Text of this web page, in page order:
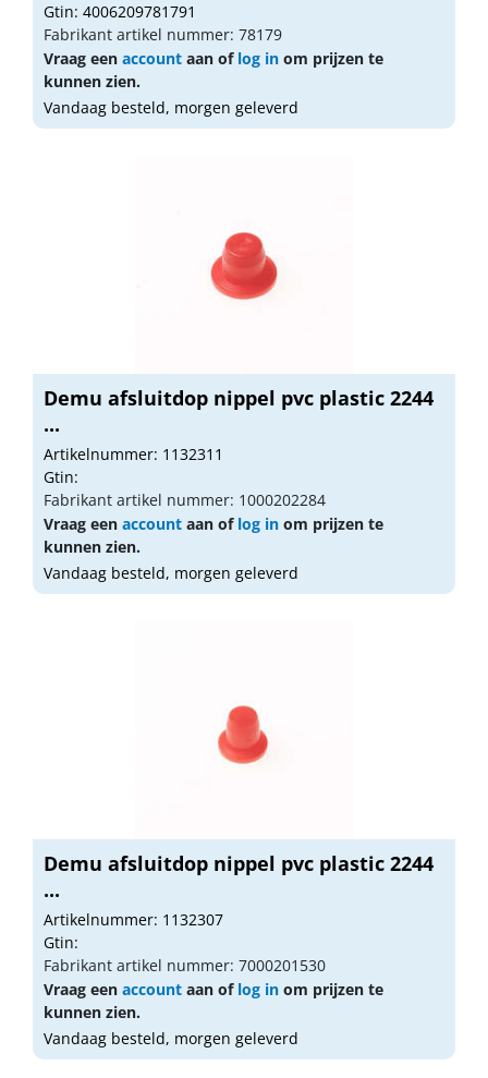
Gtin: 4006209781791
Fabrikant artikel nummer: 78179
Vraag een account aan of log in om prijzen te
kunnen zien.
Vandaag besteld, morgen geleverd
Demu afsluitdop nippel pvc plastic 2244
...
Artikelnummer: 1132311
Gtin:
Fabrikant artikel nummer: 1000202284
Vraag een account aan of log in om prijzen te
kunnen zien.
Vandaag besteld, morgen geleverd
Demu afsluitdop nippel pvc plastic 2244
...
Artikelnummer: 1132307
Gtin:
Fabrikant artikel nummer: 7000201530
Vraag een account aan of log in om prijzen te
kunnen zien.
Vandaag besteld, morgen geleverd